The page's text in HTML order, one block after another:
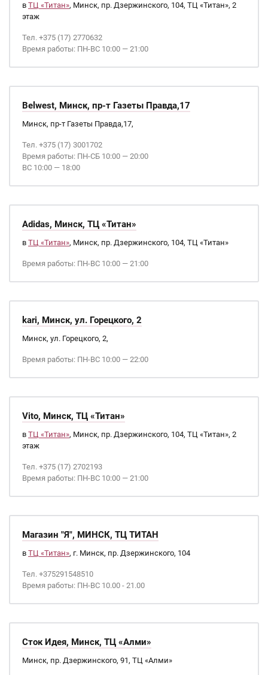
в ТЦ «Титан», Минск, пр. Дзержинского, 104, ТЦ «Титан», 2
этаж
Тел. +375 (17) 2770632
Время работы: ПН-ВС 10:00 — 21:00
Belwest, Минск, пр-т Газеты Правда,17
Минск, пр-т Газеты Правда,17,
Тел. +375 (17) 3001702
Время работы: ПН-СБ 10:00 — 20:00
ВС 10:00 — 18:00
Adidas, Минск, ТЦ «Титан»
в ТЦ «Титан», Минск, пр. Дзержинского, 104, ТЦ «Титан»
Время работы: ПН-ВС 10:00 — 21:00
kari, Минск, ул. Горецкого, 2
Минск, ул. Горецкого, 2,
Время работы: ПН-ВС 10:00 — 22:00
Vito, Минск, ТЦ «Титан»
в ТЦ «Титан», Минск, пр. Дзержинского, 104, ТЦ «Титан», 2
этаж
Тел. +375 (17) 2702193
Время работы: ПН-ВС 10:00 — 21:00
Магазин "Я", МИНСК, ТЦ ТИТАН
в ТЦ «Титан», г. Минск, пр. Дзержинского, 104
Тел. +375291548510
Время работы: ПН-ВС 10.00 - 21.00
Сток Идея, Минск, ТЦ «Алми»
Минск, пр. Дзержинского, 91, ТЦ «Алми»